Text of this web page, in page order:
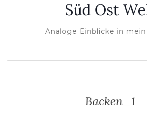
Süd Ost
Analoge Einblicke in mein
Backen_1